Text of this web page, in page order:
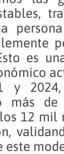
es
y
más
12 mil
este